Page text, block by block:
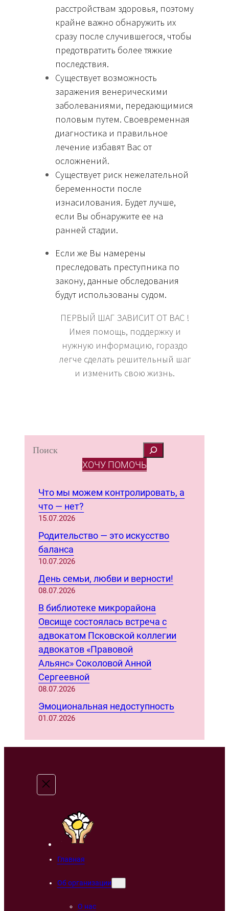
расстройствам здоровья, поэтому
крайне важно обнаружить их
сразу после случившегося, чтобы
предотвратить более тяжкие
последствия.
Существует возможность
заражения венерическими
заболеваниями, передающимися
половым путем. Своевременная
диагностика и правильное
лечение избавят Вас от
осложнений.
Существует риск нежелательной
беременности после
изнасилования. Будет лучше,
если Вы обнаружите ее на
ранней стадии.
Если же Вы намерены
преследовать преступника по
закону, данные обследования
будут использованы судом.
ПЕРВЫЙ ШАГ ЗАВИСИТ ОТ ВАС !
Имея помощь, поддержку и
нужную информацию, гораздо
легче сделать решительный шаг
и изменить свою жизнь.
S
ХОЧУ ПОМОЧЬ
Что мы можем контролировать, а
что — нет?
15.07.2026
Родительство — это искусство
баланса
10.07.2026
День семьи, любви и верности!
08.07.2026
В библиотеке микрорайона
Овсище состоялась встреча с
адвокатом Псковской коллегии
адвокатов «Правовой
Альянс» Соколовой Анной
Сергеевной
08.07.2026
Эмоциональная недоступность
01.07.2026
Главная
Об организации
О нас